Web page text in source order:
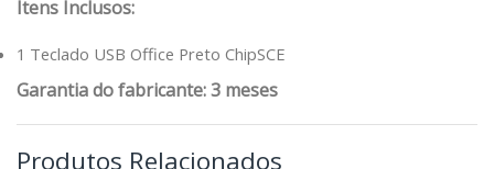
Itens Inclusos:
1 Teclado USB Office Preto ChipSCE
Garantia do fabricante: 3 meses
Produtos Relacionados